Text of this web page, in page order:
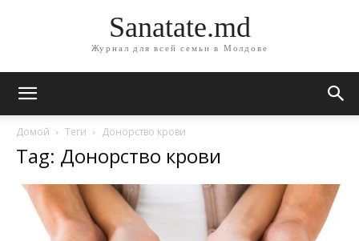
Sanatate.md
Журнал для всей семьи в Молдове
Домой Теги Донорство крови
Tag: Донорство крови